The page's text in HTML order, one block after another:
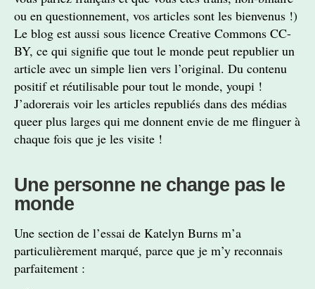
ou en questionnement, vos articles sont les bienvenus !)
Le blog est aussi sous licence Creative Commons CC-
BY, ce qui signifie que tout le monde peut republier un
article avec un simple lien vers l’original. Du contenu
positif et réutilisable pour tout le monde, youpi !
J’adorerais voir les articles republiés dans des médias
queer plus larges qui me donnent envie de me flinguer à
chaque fois que je les visite !
Une personne ne change pas le
monde
Une section de l’essai de Katelyn Burns m’a
particulièrement marqué, parce que je m’y reconnais
parfaitement :